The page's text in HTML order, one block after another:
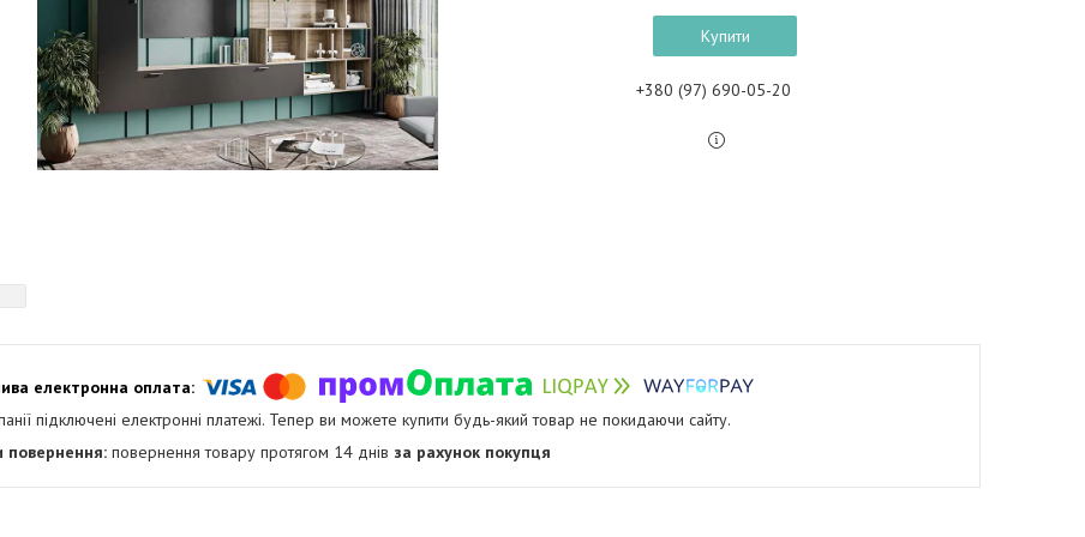
Купити
+380 (97) 690-05-20
підключені електронні платежі. Тепер ви можете купити будь-який товар не покидаючи сайту.
повернення товару протягом 14 днів за рахунок покупця